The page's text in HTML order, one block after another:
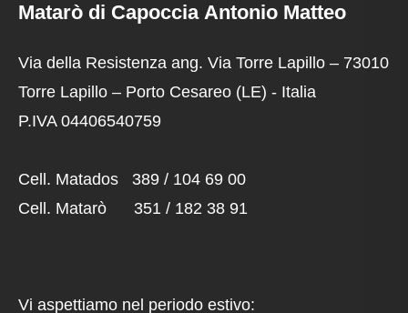
Matarò di Capoccia Antonio Matteo
Via della Resistenza ang. Via Torre Lapillo – 73010
Torre Lapillo – Porto Cesareo (LE) - Italia
P.IVA 04406540759
Cell. Matados 389 / 104 69 00
Cell. Matarò 351 / 182 38 91
Vi aspettiamo nel periodo estivo: